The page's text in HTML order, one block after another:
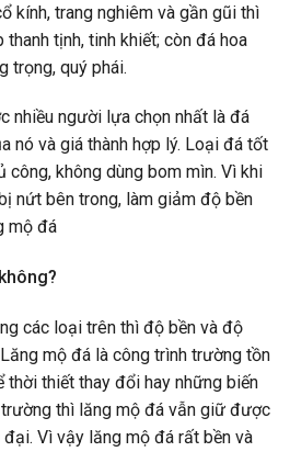
kính, trang nghiêm và gần gũi thì
tịnh, tinh khiết; còn đá hoa
trọng, quý phái.
nhiều người lựa chọn nhất là đá
nó và giá thành hợp lý. Loại đá tốt
công, không dùng bom mìn. Vì khi
nứt bên trong, làm giảm độ bền
mộ đá
các loại trên thì độ bền và độ
mộ đá là công trình trường tồn
thời thiết thay đổi hay những biến
thì lăng mộ đá vẫn giữ được
Vì vậy lăng mộ đá rất bền và